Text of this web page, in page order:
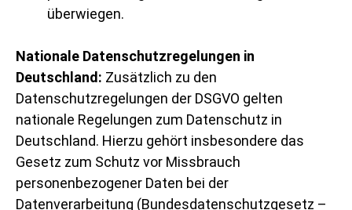
überwiegen.
Nationale Datenschutzregelungen in
Deutschland: Zusätzlich zu den
Datenschutzregelungen der DSGVO gelten
nationale Regelungen zum Datenschutz in
Deutschland. Hierzu gehört insbesondere das
Gesetz zum Schutz vor Missbrauch
personenbezogener Daten bei der
Datenverarbeitung (Bundesdatenschutzgesetz –